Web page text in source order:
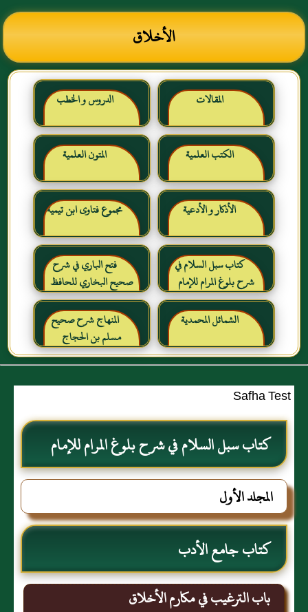
الأخلاق
المقالات الدروس و الخطب
الكتب العلمية المتون العلمية
الأذكار و الأدعية مجموع فتاوى ابن تيمية
كتاب سبل السلام في
شرح بلوغ المرام للإمام
الصنعاني رحمه الله
فتح الباري في شرح
صحيح البخاري للحافظ
ابن حجر العسقلاني
الشمائل المحمدية
المنهاج شرح صحيح
مسلم بن الحجاج
Safha Test
كتاب سبل السلام في شرح بلوغ المرام للإمام
الصنعاني رحمه الله
المجلد الأول
كتاب جامع الأدب
باب الترغيب في مكارم الأخلاق